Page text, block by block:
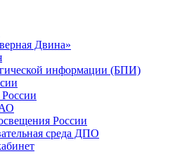
Двина»
информации (БПИ)
России
среда ДПО